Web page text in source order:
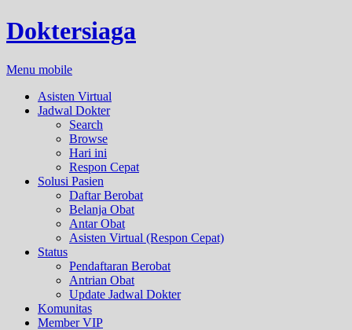
Doktersiaga
Menu mobile
Asisten Virtual
Jadwal Dokter
Search
Browse
Hari ini
Respon Cepat
Solusi Pasien
Daftar Berobat
Belanja Obat
Antar Obat
Asisten Virtual (Respon Cepat)
Status
Pendaftaran Berobat
Antrian Obat
Update Jadwal Dokter
Komunitas
Member VIP